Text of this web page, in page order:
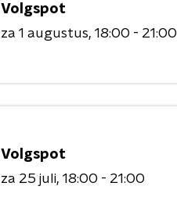
Volgspot
za 1 augustus 18:00 - 21:00
Volgspot
za 25 juli 18:00 - 21:00